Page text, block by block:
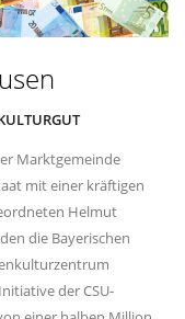
Marktgemeinde
mit einer kräftigen
Helmut
die Bayerischen
der CSU-